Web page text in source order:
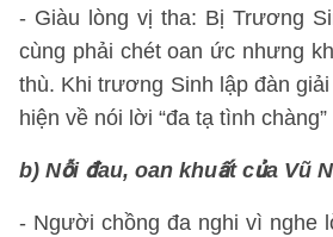
- Giàu lòng vị tha: Bị Trương
cùng phải chét oan ức nhưng
thù. Khi trương Sinh lập đàn
hiện về nói lời “đa tạ tình chàng”
b) Nỗi đau, oan khuất của Vũ
- Người chồng đa nghi vì nghe